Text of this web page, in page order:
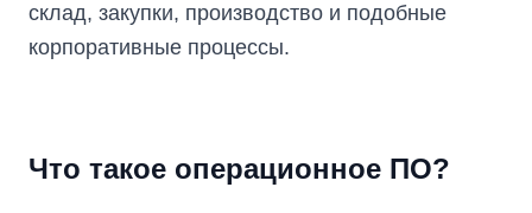
склад, закупки, производство и подобные
корпоративные процессы.
Что такое операционное ПО?